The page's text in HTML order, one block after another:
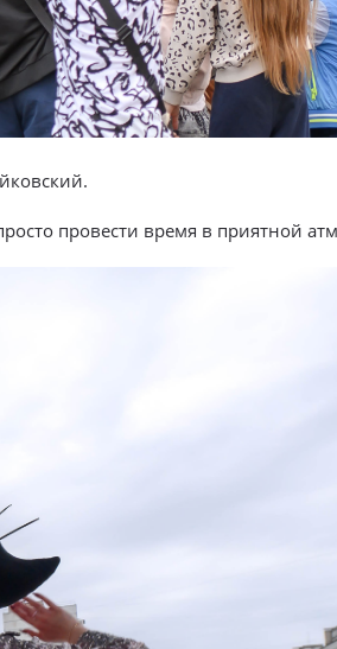
провести время в приятной